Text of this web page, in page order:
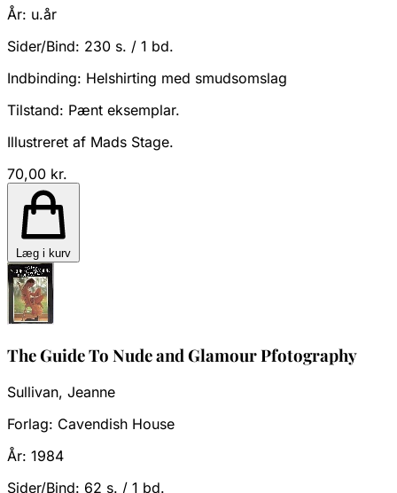
År: u.år
Sider/Bind: 230 s. / 1 bd.
Indbinding: Helshirting med smudsomslag
Tilstand: Pænt eksemplar.
Illustreret af Mads Stage.
70,00 kr.
Læg i kurv
The Guide To Nude and Glamour Pfotography
Sullivan, Jeanne
Forlag: Cavendish House
År: 1984
Sider/Bind: 62 s. / 1 bd.